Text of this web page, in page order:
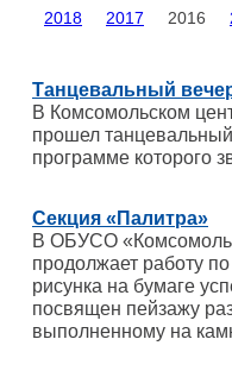
2018 2017 2016
Танцевальный
В Комсомольском
прошел
программе которого
Секция «Палитра»
В ОБУСО
продолжает работу
рисунка на бумаге
посвящен пейзажу
выполненному на